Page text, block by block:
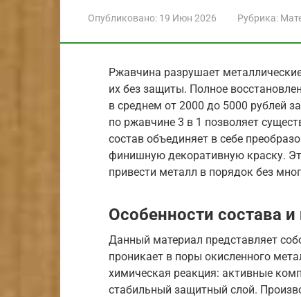
Опубликовано: 19 Июн 2026 Рубрика:
Ржавчина разрушает
их без защиты. Полное
в среднем от 2000 до 5000 рублей
по ржавчине 3 в 1 позволяет
состав объединяет в себе
финишную декоративную краску.
привести металл в порядок без
Особенности состава и
Данный материал представляет
проникает в поры окисленного
химическая реакция: активные
стабильный защитный слой.